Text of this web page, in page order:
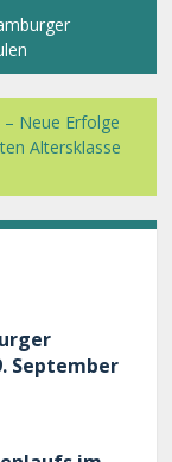
Neue Erfolge
Altersklasse
September